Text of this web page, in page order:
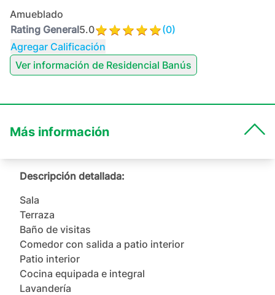
Amueblado
Rating General5.0 (0)
Agregar Calificación
Ver información de Residencial Banús
Más información
Descripción detallada:
Sala
Terraza
Baño de visitas
Comedor con salida a patio interior
Patio interior
Cocina equipada e integral
Lavandería